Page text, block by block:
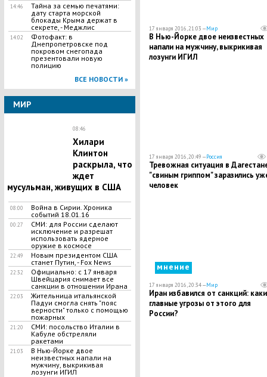
14:46
Тайна за семью печатями:
дату старта морской
блокады Крыма держат в
секрете, - Меджлис
14:02
Фотофакт: в
Днепропетровске под
покровом снегопада
презентовали новую
полицию
ВСЕ НОВОСТИ »
МИР
08:46
Хилари
Клинтон
раскрыла, что
ждет
мусульман, живущих в США
08:00
Война в Сирии. Хроника
событий 18.01.16
00:27
СМИ: для России сделают
исключение и разрешат
использовать ядерное
оружие в космосе
22:49
Новым президентом США
станет Путин, - Fox News
22:32
Официально: с 17 января
Швейцария снимает все
санкции в отношении Ирана
22:03
Жительница итальянской
Падуи смогла снять "пояс
верности" только с помощью
пожарных
21:20
СМИ: посольство Италии в
Кабуле обстреляли
ракетами
21:03
В Нью-Йорке двое
неизвестных напали на
мужчину, выкрикивая
лозунги ИГИЛ
17 января 2016, 21:03 —Мир
В Нью-Йорке двое неизвестных
напали на мужчину, выкрикивая
лозунги ИГИЛ
17 января 2016, 20:49 —Россия
Тревожная ситуация в
"свиным гриппом" заразились
человек
мнение
17 января 2016, 20:34 —Мир
Иран избавился от санкций:
главные угрозы от этого для
России?